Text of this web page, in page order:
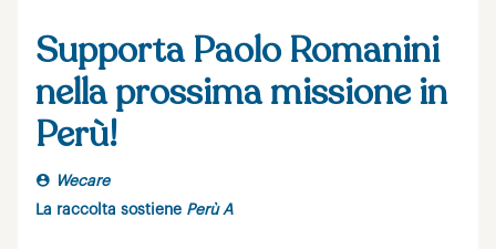
Supporta Paolo Romanini
nella prossima missione in
Perù!
Wecare
La raccolta sostiene Perù A